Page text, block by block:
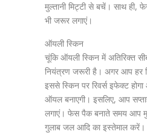
मुल्तानी मिट्टी से बचें। साथ ही,
भी जरूर लगाएं।
ऑयली स्किन
चूंकि ऑयली स्किन में अतिरिक्त
नियंत्रण जरूरी है। अगर आप हर
इससे स्किन पर रिवर्स इफेक्ट
ऑयल बनाएगी। इसलिए, आप
लगाएं। फेस पैक बनाते समय आप
गुलाब जल आदि का इस्तेमाल